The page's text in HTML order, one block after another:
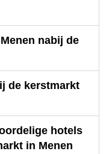
nabij de
de kerstmarkt
hotels
in Menen